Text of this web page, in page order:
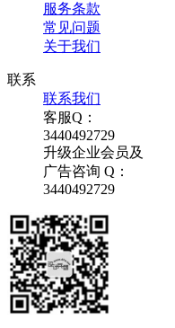
服务条款
常见问题
关于我们
联系
联系我们
客服Q：
3440492729
升级企业会员及
广告咨询 Q：
3440492729